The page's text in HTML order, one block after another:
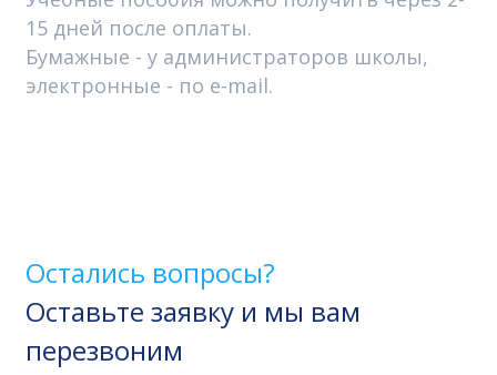
15 дней после оплаты.
Бумажные - у администраторов школы,
электронные - по e-mail.
Остались вопросы?
Оставьте заявку и мы вам
перезвоним